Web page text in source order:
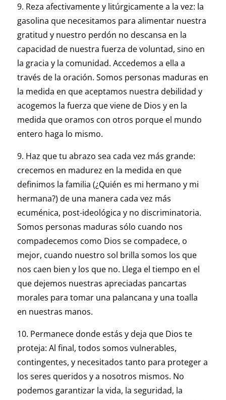
9. Reza afectivamente y litúrgicamente a la vez: la
gasolina que necesitamos para alimentar nuestra
gratitud y nuestro perdón no descansa en la
capacidad de nuestra fuerza de voluntad, sino en
la gracia y la comunidad. Accedemos a ella a
través de la oración. Somos personas maduras en
la medida en que aceptamos nuestra debilidad y
acogemos la fuerza que viene de Dios y en la
medida que oramos con otros porque el mundo
entero haga lo mismo.
9. Haz que tu abrazo sea cada vez más grande:
crecemos en madurez en la medida en que
definimos la familia (¿Quién es mi hermano y mi
hermana?) de una manera cada vez más
ecuménica, post-ideológica y no discriminatoria.
Somos personas maduras sólo cuando nos
compadecemos como Dios se compadece, o
mejor, cuando nuestro sol brilla somos los que
nos caen bien y los que no. Llega el tiempo en el
que dejemos nuestras apreciadas pancartas
morales para tomar una palancana y una toalla
en nuestras manos.
10. Permanece donde estás y deja que Dios te
proteja: Al final, todos somos vulnerables,
contingentes, y necesitados tanto para proteger a
los seres queridos y a nosotros mismos. No
podemos garantizar la vida, la seguridad, la